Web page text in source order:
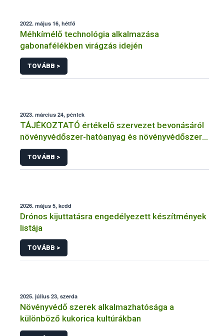
2022. május 16, hétfő
Méhkímélő technológia alkalmazása
gabonafélékben virágzás idején
TOVÁBB >
2023. március 24, péntek
TÁJÉKOZTATÓ értékelő szervezet bevonásáról
növényvédőszer-hatóanyag és növényvédőszer
engedélyezésére, továbbá a meglévő engedély
meghosszabbítására vagy módosítására irányuló
eljárásba
TOVÁBB >
2026. május 5, kedd
Drónos kijuttatásra engedélyezett készítmények
listája
TOVÁBB >
2025. július 23, szerda
Növényvédő szerek alkalmazhatósága a
különböző kukorica kultúrákban